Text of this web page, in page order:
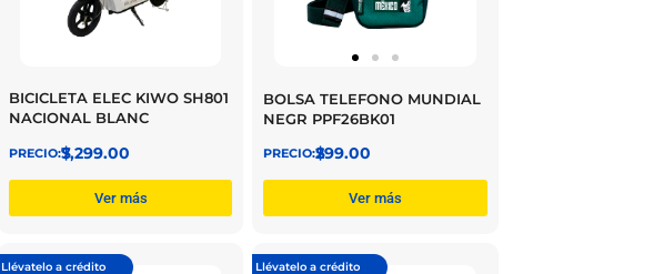
BICICLETA ELEC KIWO SH801
NACIONAL BLANC
$
7,299.00
Ver más
BOLSA TELEFONO MUNDIAL
NEGR PPF26BK01
$
299.00
Ver más
Llévatelo a crédito Llévatelo a crédito